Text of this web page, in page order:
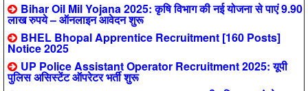
Bihar Oil Mil Yojana 2025: कृषि विभाग की नई योजना से पाएं 9.90
लाख रुपये – ऑनलाइन आवेदन शुरू
BHEL Bhopal Apprentice Recruitment [160 Posts]
Notice 2025
UP Police Assistant Operator Recruitment 2025: यूपी
पुलिस असिस्टेंट ऑपरेटर भर्ती शुरू